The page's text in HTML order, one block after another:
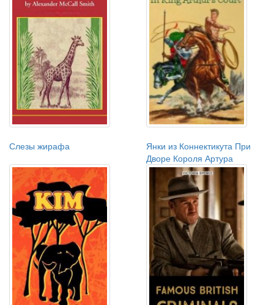
Слезы жирафа
Янки из Коннектикута При
Дворе Короля Артура